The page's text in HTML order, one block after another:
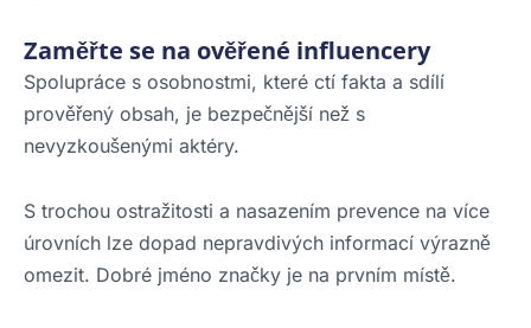
Zaměřte se na ověřené influencery
Spolupráce s osobnostmi, které ctí fakta a sdílí
prověřený obsah, je bezpečnější než s
nevyzkoušenými aktéry.
S trochou ostražitosti a nasazením prevence na více
úrovních lze dopad nepravdivých informací výrazně
omezit. Dobré jméno značky je na prvním místě.